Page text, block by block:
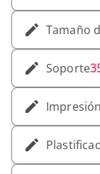
Tamaño
Soporte
Impresión